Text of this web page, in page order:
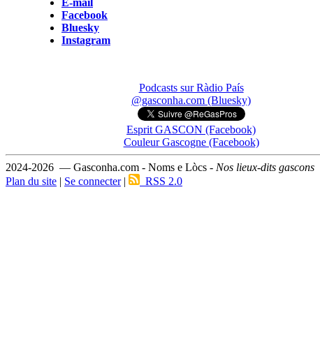
E-mail
Facebook
Bluesky
Instagram
Podcasts sur Ràdio País
@gasconha.com (Bluesky)
Esprit GASCON (Facebook)
Couleur Gascogne (Facebook)
2024-2026 — Gasconha.com - Noms e Lòcs - Nos lieux-dits gascons
Plan du site | Se connecter| RSS 2.0